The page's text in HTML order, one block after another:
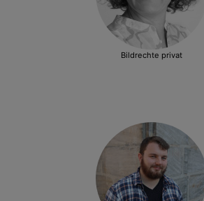
Bildrechte privat